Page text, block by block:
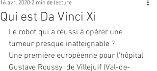
Qui est Da Vinci Xi
16 avr. 2020 2 min de lecture
Le robot qui a réussi à opérer une
tumeur presque inatteignable ?
Une première européenne pour l'hôpital
Gustave Roussy  de Villejuif (Val-de-